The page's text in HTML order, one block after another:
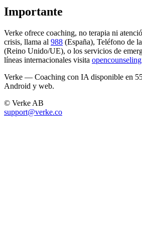
Importante
Verke ofrece coaching, no terapia ni
crisis, llama al 988 (España), Teléfono de
(Reino Unido/UE), o los servicios de
líneas internacionales visita
Verke — Coaching con IA disponible en
Android y web.
© Verke AB
support@verke.co